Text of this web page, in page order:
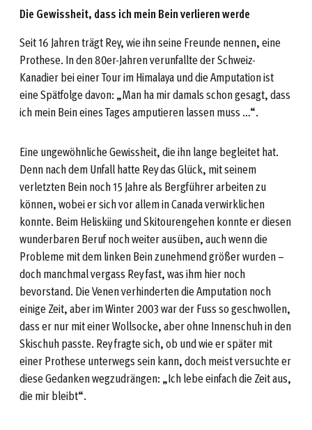
Die Gewissheit, dass ich mein Bein verlieren werde
Seit 16 Jahren trägt Rey, wie ihn seine Freunde nennen, eine
Prothese. In den 80er-Jahren verunfallte der Schweiz-
Kanadier bei einer Tour im Himalaya und die Amputation ist
eine Spätfolge davon: „Man ha mir damals schon gesagt, dass
ich mein Bein eines Tages amputieren lassen muss …“.
Eine ungewöhnliche Gewissheit, die ihn lange begleitet hat.
Denn nach dem Unfall hatte Rey das Glück, mit seinem
verletzten Bein noch 15 Jahre als Bergführer arbeiten zu
können, wobei er sich vor allem in Canada verwirklichen
konnte. Beim Heliskiing und Skitourengehen konnte er diesen
wunderbaren Beruf noch weiter ausüben, auch wenn die
Probleme mit dem linken Bein zunehmend größer wurden –
doch manchmal vergass Rey fast, was ihm hier noch
bevorstand. Die Venen verhinderten die Amputation noch
einige Zeit, aber im Winter 2003 war der Fuss so geschwollen,
dass er nur mit einer Wollsocke, aber ohne Innenschuh in den
Skischuh passte. Rey fragte sich, ob und wie er später mit
einer Prothese unterwegs sein kann, doch meist versuchte er
diese Gedanken wegzudrängen: „Ich lebe einfach die Zeit aus,
die mir bleibt“.